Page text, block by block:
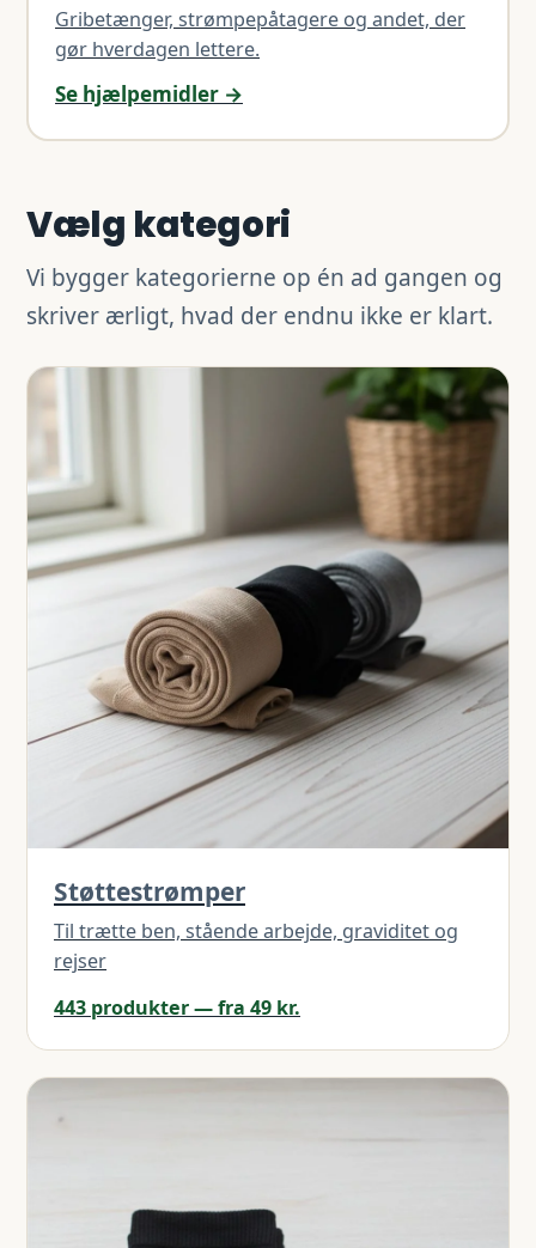
Gribetænger, strømpepåtagere og andet, der
gør hverdagen lettere.
Se hjælpemidler →
Vælg kategori
Vi bygger kategorierne op én ad gangen og
skriver ærligt, hvad der endnu ikke er klart.
Støttestrømper
Til trætte ben, stående arbejde, graviditet og
rejser
443 produkter — fra 49 kr.